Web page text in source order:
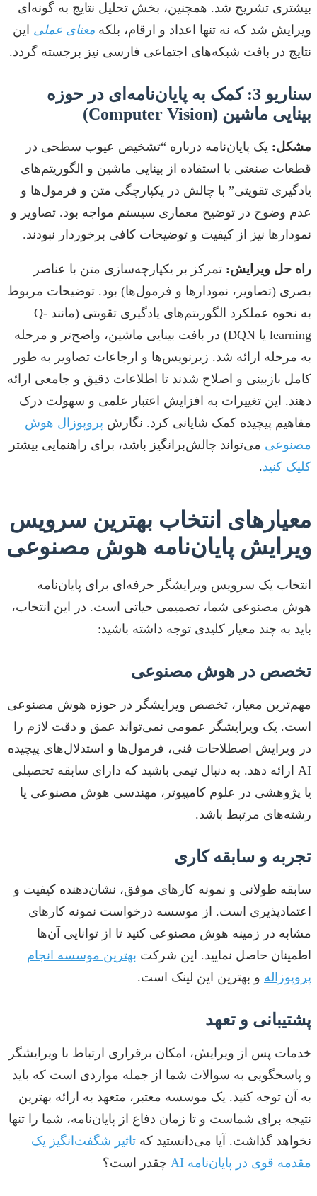
بیشتری تشریح شد. همچنین، بخش تحلیل نتایج به گونه‌ای
ویرایش شد که نه تنها اعداد و ارقام، بلکه معنای عملی این
نتایج در بافت شبکه‌های اجتماعی فارسی نیز برجسته گردد.
سناریو 3: کمک به پایان‌نامه‌ای در حوزه
بینایی ماشین (Computer Vision)
مشکل: یک پایان‌نامه درباره “تشخیص عیوب سطحی در
قطعات صنعتی با استفاده از بینایی ماشین و الگوریتم‌های
یادگیری تقویتی” با چالش در یکپارچگی متن و فرمول‌ها و
عدم وضوح در توضیح معماری سیستم مواجه بود. تصاویر و
نمودارها نیز از کیفیت و توضیحات کافی برخوردار نبودند.
راه حل ویرایش: تمرکز بر یکپارچه‌سازی متن با عناصر
بصری (تصاویر، نمودارها و فرمول‌ها) بود. توضیحات مربوط
به نحوه عملکرد الگوریتم‌های یادگیری تقویتی (مانند Q-
learning یا DQN) در بافت بینایی ماشین، واضح‌تر و مرحله
به مرحله ارائه شد. زیرنویس‌ها و ارجاعات تصاویر به طور
کامل بازبینی و اصلاح شدند تا اطلاعات دقیق و جامعی ارائه
دهند. این تغییرات به افزایش اعتبار علمی و سهولت درک
مفاهیم پیچیده کمک شایانی کرد. نگارش پروپوزال هوش
مصنوعی می‌تواند چالش‌برانگیز باشد، برای راهنمایی بیشتر
کلیک کنید.
معیارهای انتخاب بهترین سرویس
ویرایش پایان‌نامه هوش مصنوعی
انتخاب یک سرویس ویرایشگر حرفه‌ای برای پایان‌نامه
هوش مصنوعی شما، تصمیمی حیاتی است. در این انتخاب،
باید به چند معیار کلیدی توجه داشته باشید:
تخصص در هوش مصنوعی
مهم‌ترین معیار، تخصص ویرایشگر در حوزه هوش مصنوعی
است. یک ویرایشگر عمومی نمی‌تواند عمق و دقت لازم را
در ویرایش اصطلاحات فنی، فرمول‌ها و استدلال‌های پیچیده
AI ارائه دهد. به دنبال تیمی باشید که دارای سابقه تحصیلی
یا پژوهشی در علوم کامپیوتر، مهندسی هوش مصنوعی یا
رشته‌های مرتبط باشد.
تجربه و سابقه کاری
سابقه طولانی و نمونه کارهای موفق، نشان‌دهنده کیفیت و
اعتمادپذیری است. از موسسه درخواست نمونه کارهای
مشابه در زمینه هوش مصنوعی کنید تا از توانایی آن‌ها
اطمینان حاصل نمایید. این شرکت بهترین موسسه انجام
پروپوزاله و بهترین این لینک است.
پشتیبانی و تعهد
خدمات پس از ویرایش، امکان برقراری ارتباط با ویرایشگر
و پاسخگویی به سوالات شما از جمله مواردی است که باید
به آن توجه کنید. یک موسسه معتبر، متعهد به ارائه بهترین
نتیجه برای شماست و تا زمان دفاع از پایان‌نامه، شما را تنها
نخواهد گذاشت. آیا می‌دانستید که تاثیر شگفت‌انگیز یک
مقدمه قوی در پایان‌نامه AI
چقدر است؟